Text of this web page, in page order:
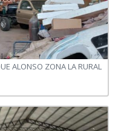
ALONSO ZONA LA RURAL